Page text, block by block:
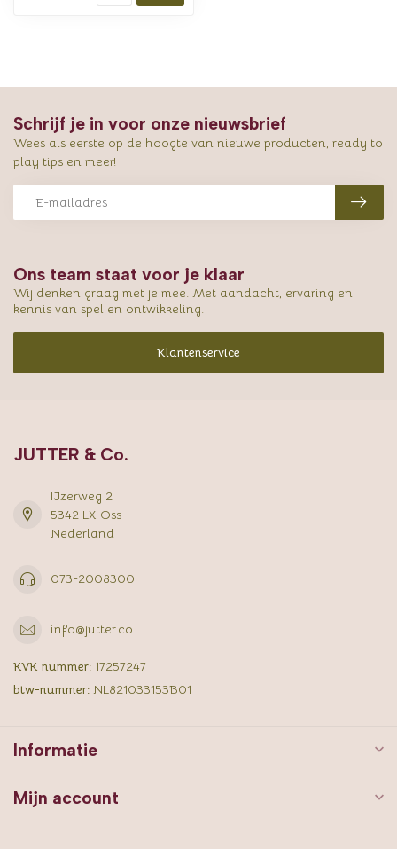
Ons team staat voor je klaar
Wij denken graag met je mee. Met aandacht, ervaring en
kennis van spel en ontwikkeling.
Klantenservice
Schrijf je in voor onze nieuwsbrief
Wees als eerste op de hoogte van nieuwe producten, ready to
play tips en meer!
JUTTER & Co.
IJzerweg 2
5342 LX Oss
Nederland
073-2008300
info@jutter.co
KVK nummer: 17257247
btw-nummer: NL821033153B01
Informatie
Mijn account